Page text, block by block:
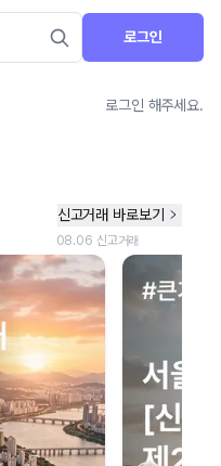
로그인
로그인 해주세요.
결 안내